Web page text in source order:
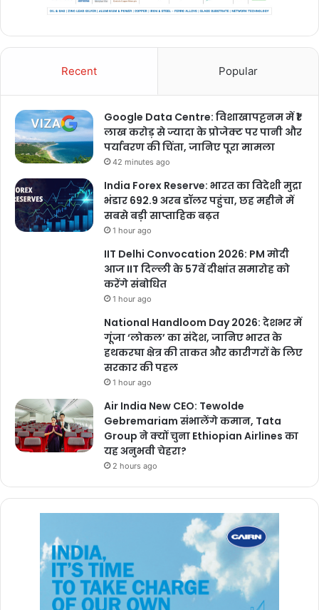
Recent Popular
Google Data Centre: विशाखापट्टनम में ₹1
लाख करोड़ से ज्यादा के प्रोजेक्ट पर पानी और
पर्यावरण की चिंता, जानिए पूरा मामला
42 minutes ago
India Forex Reserve: भारत का विदेशी मुद्रा
भंडार 692.9 अरब डॉलर पहुंचा, छह महीने में
सबसे बड़ी साप्ताहिक बढ़त
1 hour ago
IIT Delhi Convocation 2026: PM मोदी
आज IIT दिल्ली के 57वें दीक्षांत समारोह को
करेंगे संबोधित
1 hour ago
National Handloom Day 2026: देशभर में
गूंजा ‘लोकल’ का संदेश, जानिए भारत के
हथकरघा क्षेत्र की ताकत और कारीगरों के लिए
सरकार की पहल
1 hour ago
Air India New CEO: Tewolde
Gebremariam संभालेंगे कमान, Tata
Group ने क्यों चुना Ethiopian Airlines का
यह अनुभवी चेहरा?
2 hours ago